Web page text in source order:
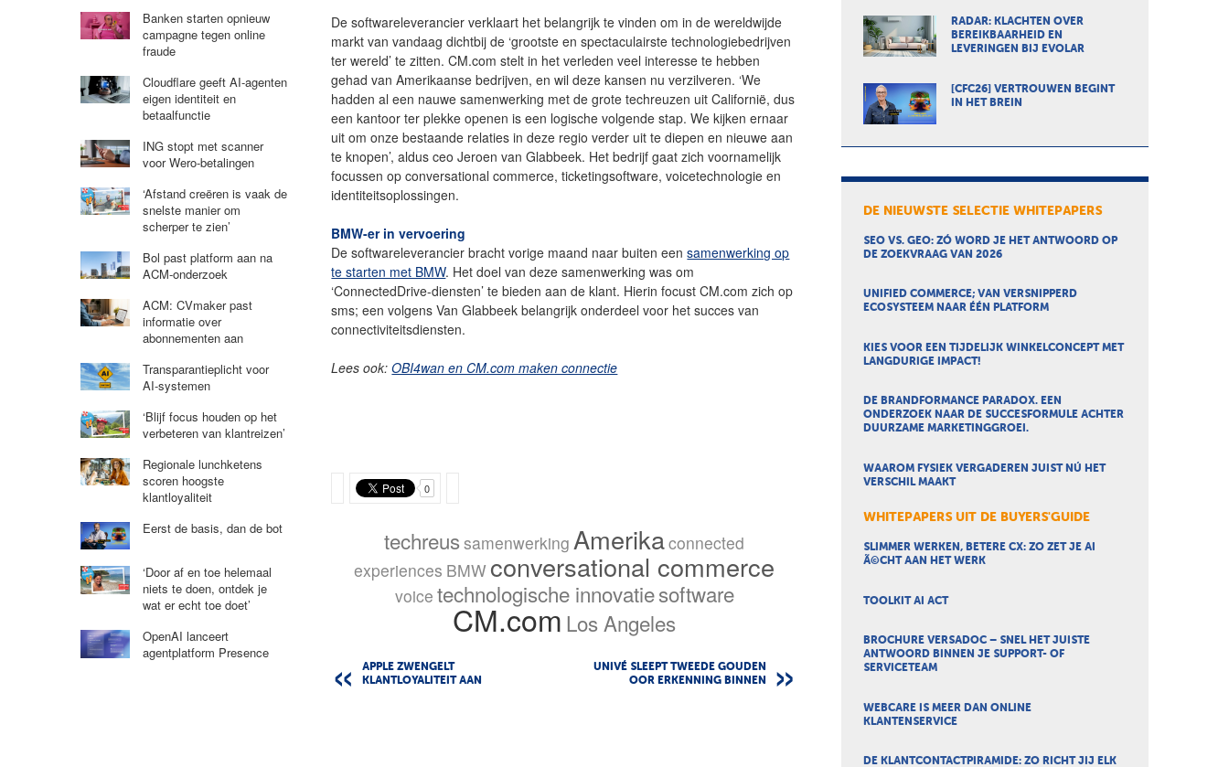
De softwareleverancier verklaart het belangrijk te vinden om in de wereldwijde
markt van vandaag dichtbij de ‘grootste en spectaculairste technologiebedrijven
ter wereld’ te zitten. CM.com stelt in het verleden veel interesse te hebben
gehad van Amerikaanse bedrijven, en wil deze kansen nu verzilveren. ‘We
hadden al een nauwe samenwerking met de grote techreuzen uit Californië, dus
een kantoor ter plekke openen is een logische volgende stap. We kijken ernaar
uit om onze bestaande relaties in deze regio verder uit te diepen en nieuwe aan
te knopen’, aldus ceo Jeroen van Glabbeek. Het bedrijf gaat zich voornamelijk
focussen op conversational commerce, ticketingsoftware, voicetechnologie en
identiteitsoplossingen.
BMW-er in vervoering
De softwareleverancier bracht vorige maand naar buiten eensamenwerking op
te starten met BMW. Het doel van deze samenwerking was om
‘ConnectedDrive-diensten’ te bieden aan de klant. Hierin focust CM.com zich op
sms; een volgens Van Glabbeek belangrijk onderdeel voor het succes van
connectiviteitsdiensten.
Lees ook:OBI4wan en CM.com maken connectie
0
techreussamenwerking Amerikaconnected
experiences BMW conversational commerce
voice technologische innovatiesoftware
CM.com Los Angeles
APPLE ZWENGELT
KLANTLOYALITEIT AAN
UNIVÉ SLEEPT TWEEDE GOUDEN
OOR ERKENNING BINNEN
Banken starten opnieuw
campagne tegen online
fraude
Cloudflare geeft AI-agenten
eigen identiteit en
betaalfunctie
ING stopt met scanner
voor Wero-betalingen
‘Afstand creëren is vaak de
snelste manier om
scherper te zien’
Bol past platform aan na
ACM-onderzoek
ACM: CVmaker past
informatie over
abonnementen aan
Transparantieplicht voor
AI-systemen
‘Blijf focus houden op het
verbeteren van klantreizen’
Regionale lunchketens
scoren hoogste
klantloyaliteit
Eerst de basis, dan de bot
‘Door af en toe helemaal
niets te doen, ontdek je
wat er echt toe doet’
OpenAI lanceert
agentplatform Presence
RADAR: KLACHTEN OVER
BEREIKBAARHEID EN
LEVERINGEN BIJ EVOLAR
[CFC26] VERTROUWEN BEGINT
IN HET BREIN
DE NIEUWSTE SELECTIE WHITEPAPERS
SEO VS. GEO: ZÓ WORD JE HET ANTWOORD OP
DE ZOEKVRAAG VAN 2026
UNIFIED COMMERCE; VAN VERSNIPPERD
ECOSYSTEEM NAAR ÉÉN PLATFORM
KIES VOOR EEN TIJDELIJK WINKELCONCEPT MET
LANGDURIGE IMPACT!
DE BRANDFORMANCE PARADOX. EEN
ONDERZOEK NAAR DE SUCCESFORMULE ACHTER
DUURZAME MARKETINGGROEI.
WAAROM FYSIEK VERGADEREN JUIST NÚ HET
VERSCHIL MAAKT
WHITEPAPERS UIT DE BUYERS'GUIDE
SLIMMER WERKEN, BETERE CX: ZO ZET JE AI
Ã©CHT AAN HET WERK
TOOLKIT AI ACT
BROCHURE VERSADOC – SNEL HET JUISTE
ANTWOORD BINNEN JE SUPPORT- OF
SERVICETEAM
WEBCARE IS MEER DAN ONLINE
KLANTENSERVICE
DE KLANTCONTACTPIRAMIDE: ZO RICHT JIJ ELK